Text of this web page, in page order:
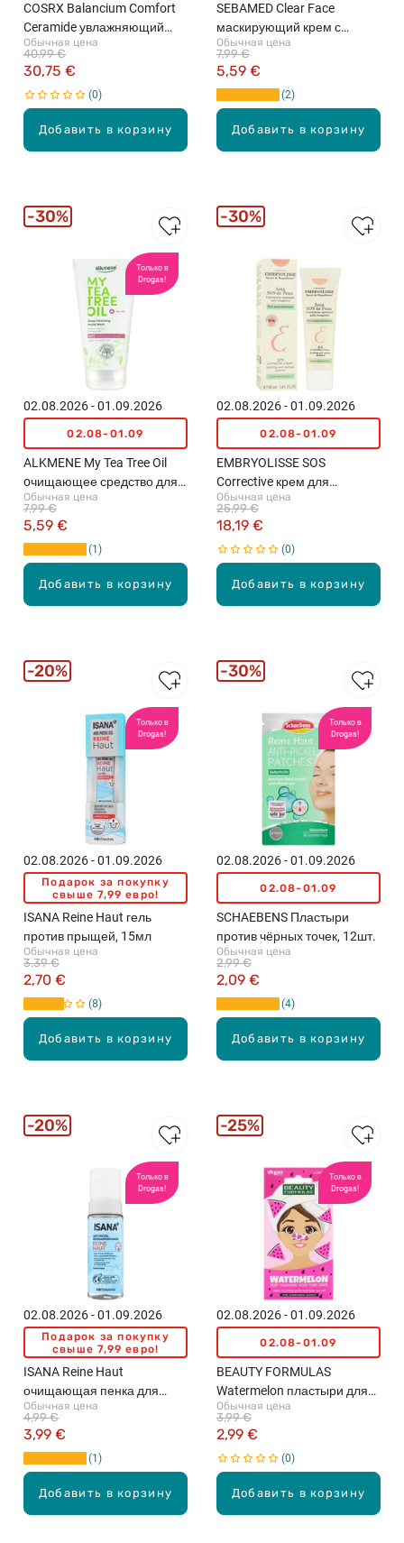
Добавить в корзину
COSRX Balancium Comfort
Ceramide увлажняющий
крем для лица с
керамидами, 80мл
Обычная цена
30,75 €
40,99 €
0
Добавить в корзину
SEBAMED Clear Face
маскирующий крем с
антибактериальным
воздействием, 10мл
Обычная цена
5,59 €
7,99 €
2
Только в
Drogas!
Добавить в корзину
02.08.2026 - 01.09.2026
02.08-01.09
ALKMENE My Tea Tree Oil
oчищающее средство для
лица, 150мл
Обычная цена
5,59 €
7,99 €
1
30%
Добавить в корзину
02.08.2026 - 01.09.2026
02.08-01.09
EMBRYOLISSE SOS
Corrective крем для
уменьшения покраснений
кожи, 30мл
Обычная цена
18,19 €
25,99 €
0
30%
Только в
Drogas!
Добавить в корзину
02.08.2026 - 01.09.2026
Подарок за покупку
свыше 7,99 евро!
ISANA Reine Haut гель
против прыщей, 15мл
Обычная цена
2,70 €
3,39 €
8
20%
Только в
Drogas!
Добавить в корзину
02.08.2026 - 01.09.2026
02.08-01.09
SCHAEBENS Пластыри
против чёрных точек, 12шт.
Обычная цена
2,09 €
2,99 €
4
30%
Только в
Drogas!
Добавить в корзину
02.08.2026 - 01.09.2026
Подарок за покупку
свыше 7,99 евро!
ISANA Reine Haut
очищающая пенка для
лица, 165мл
Обычная цена
3,99 €
4,99 €
1
20%
Только в
Drogas!
Добавить в корзину
02.08.2026 - 01.09.2026
02.08-01.09
BEAUTY FORMULAS
Watermelon пластыри для
носа, 6шт.
Обычная цена
2,99 €
3,99 €
0
25%